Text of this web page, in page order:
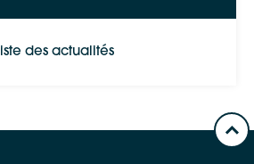
des actualités